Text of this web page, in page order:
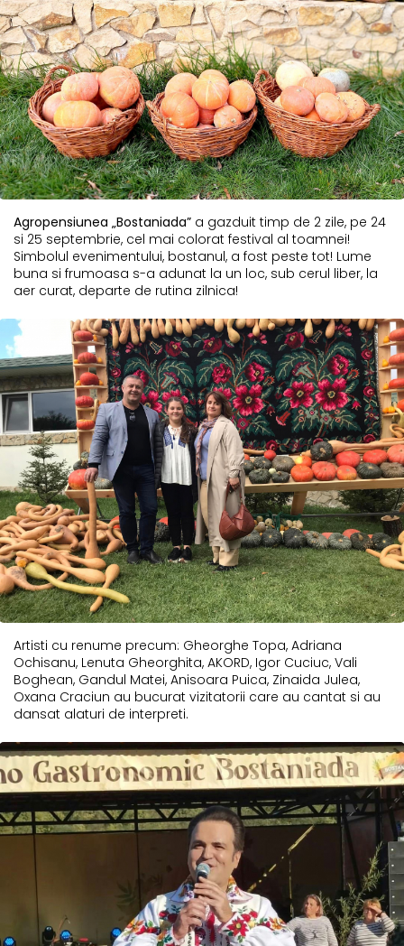
Agropensiunea „Bostaniada” a gazduit timp de 2 zile, pe 24
si 25 septembrie, cel mai colorat festival al toamnei!
Simbolul evenimentului, bostanul, a fost peste tot! Lume
buna si frumoasa s-a adunat la un loc, sub cerul liber, la
aer curat, departe de rutina zilnica!
Artisti cu renume precum: Gheorghe Topa, Adriana
Ochisanu, Lenuta Gheorghita, AKORD, Igor Cuciuc, Vali
Boghean, Gandul Matei, Anisoara Puica, Zinaida Julea,
Oxana Craciun au bucurat vizitatorii care au cantat si au
dansat alaturi de interpreti.